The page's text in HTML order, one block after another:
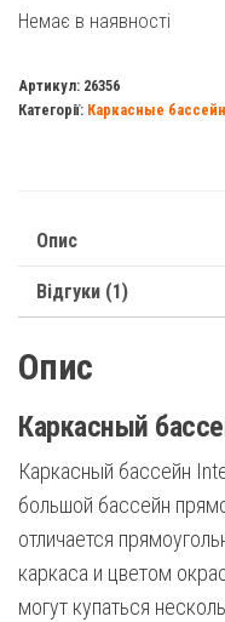
покупця
Немає в наявності
Артикул: 26356
Категорії: Каркасные
Опис
Відгуки (1)
Опис
Каркасный
Каркасный бассейн
большой бассейн
отличается
каркаса и цветом
могут купаться